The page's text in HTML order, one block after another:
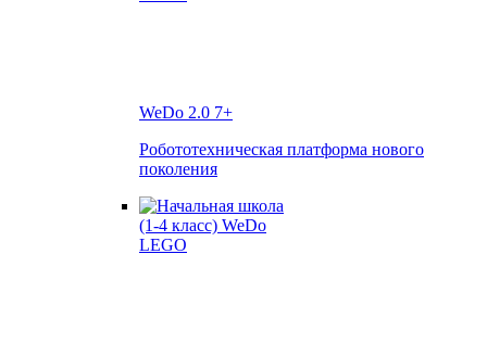
WeDo 2.0 7+
Робототехническая платформа нового
поколения